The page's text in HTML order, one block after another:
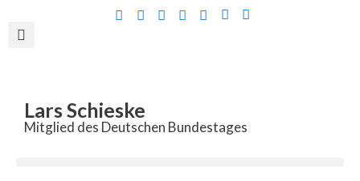
Lars Schieske
Mitglied des Deutschen Bundestages